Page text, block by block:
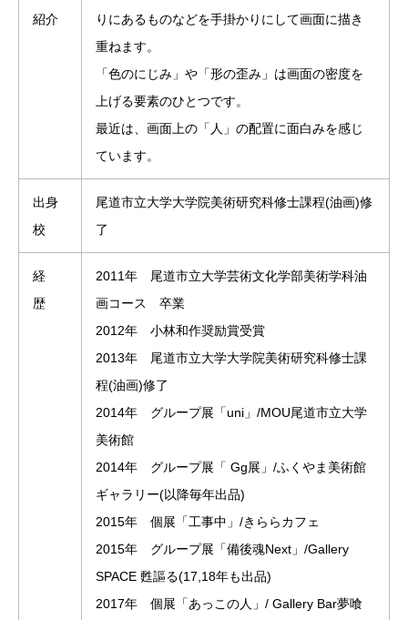
紹介
りにあるものなどを手掛かりにして画面に描き
重ねます。
「色のにじみ」や「形の歪み」は画面の密度を
上げる要素のひとつです。
最近は、画面上の「人」の配置に面白みを感じ
ています。
出身
校
尾道市立大学大学院美術研究科修士課程(油画)修
了
経
歴
2011年 尾道市立大学芸術文化学部美術学科油
画コース 卒業
2012年 小林和作奨励賞受賞
2013年 尾道市立大学大学院美術研究科修士課
程(油画)修了
2014年 グループ展「uni」/MOU尾道市立大学
美術館
2014年 グループ展「 Gg展」/ふくやま美術館
ギャラリー(以降毎年出品)
2015年 個展「工事中」/きららカフェ
2015年 グループ展「備後魂Next」/Gallery
SPACE 甦謳る(17,18年も出品)
2017年 個展「あっこの人」/ Gallery Bar夢喰